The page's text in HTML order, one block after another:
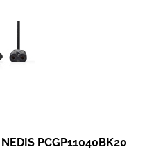
adattatori
musicaliPCGP11040BK20